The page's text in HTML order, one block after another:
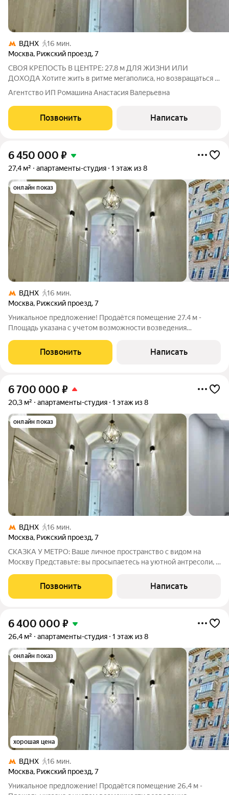
ВДНХ
16 мин.
Москва, Рижский проезд,7
СВОЯ КРЕПОСТЬ В ЦЕНТРЕ: 27,8 м ДЛЯ ЖИЗНИ ИЛИ
ДОХОДА Хотите жить в ритме мегаполиса, но возвращаться в
тихое, теплое гнездышко? Этот апартамент у метро не просто
квадратные метры, а продуманное пространство для вашего
счастья. Рижский проезд (рядом
Агентство ИП Ромашина Анастасия Валерьевна
Позвонить Написать
6 450 000 ₽
27,4 м² апартаменты-студия 1 этаж из 8
онлайн показ
ВДНХ
16 мин.
Москва, Рижский проезд,7
Уникальное предложение! Продаётся помещение 27.4 м -
Площадь указана с учетом возможности возведения
м +7,8 кв м у м. "ВДНХ" идеальная инвестиция или комфортное
проживание! Почему это
Позвонить Написать
6 700 000 ₽
20,3 м² апартаменты-студия 1 этаж из 8
онлайн показ
ВДНХ
16 мин.
Москва, Рижский проезд,7
СКАЗКА У МЕТРО: Ваше личное пространство с видом на
Москву Представьте: вы просыпаетесь на уютной антресоли, а
студия, это продуманное убежище в сердце столицы. Тихий
Рижский проезд, но в
Позвонить Написать
6 400 000 ₽
26,4 м² апартаменты-студия 1 этаж из 8
онлайн показ
хорошая цена
ВДНХ
16 мин.
Москва, Рижский проезд,7
Уникальное предложение! Продаётся помещение 26,4 м -